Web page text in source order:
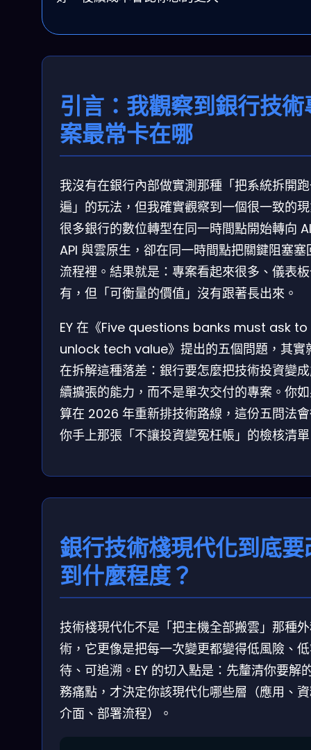
引言：我觀察到銀行技術
案最常卡在哪
我沒有在銀行內部做實測那種「把系統拆開
遍」的玩法，但我確實觀察到一個很一致的
很多銀行的數位轉型在同一時間點開始轉向
API 與雲原生，卻在同一時間點把關鍵阻塞塞
流程裡。結果就是：專案看起來很多、儀表
有，但「可衡量的價值」沒有跟著長出來。
EY 在《Five questions banks must ask to
unlock tech value》提出的五個問題，其實
在拆解這種落差：銀行要怎麼把技術投資變
續擴張的能力，而不是單次交付的專案。你
算在 2026 年重新排技術路線，這份五問法
你手上那張「不讓投資變冤枉帳」的檢核清
銀行技術棧現代化到底要
到什麼程度？
技術棧現代化不是「把主機全部搬雲」那種
術，它更像是把每一次變更都變得低風險、
待、可追溯。EY 的切入點是：先釐清你要解
務痛點，才決定你該現代化哪些層（應用、
介面、部署流程）。